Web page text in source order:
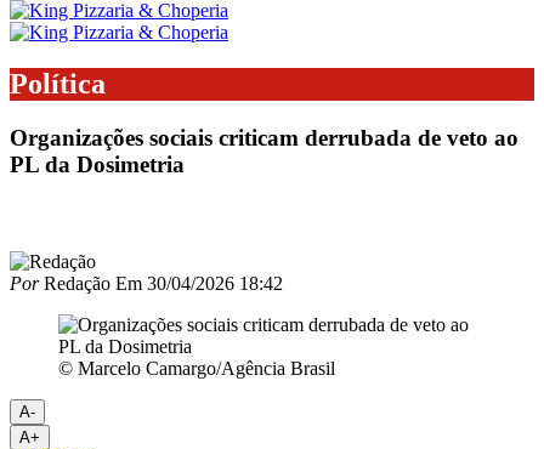
Política
Organizações sociais criticam derrubada de veto ao
PL da Dosimetria
PorRedação Em 30/04/2026 18:42
© Marcelo Camargo/Agência Brasil
A-
A+